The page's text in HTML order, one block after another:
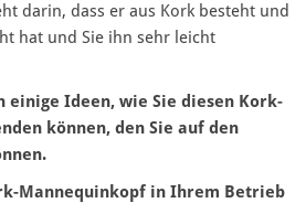
darin, dass er aus Kork besteht und
hat und Sie ihn sehr leicht
Ideen, wie Sie diesen Kork-
können, den Sie auf den
Mannequinkopf in Ihrem Betrieb